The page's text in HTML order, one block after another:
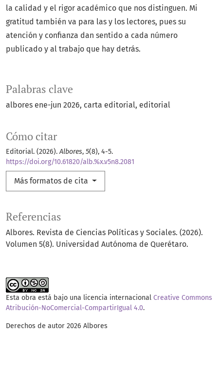
Palabras clave
albores ene-jun 2026 carta editorial editorial
Cómo citar
Editorial. (2026).Albores, 5(8), 4-5.
https://doi.org/10.61820/alb.%x.v5n8.2081
Más formatos de cita
la calidad y el rigor académico que nos distinguen. Mi
gratitud también va para las y los lectores, pues su
atención y confianza dan sentido a cada número
publicado y al trabajo que hay detrás.
Referencias
Albores. Revista de Ciencias Políticas y Sociales. (2026).
Volumen 5(8). Universidad Autónoma de Querétaro.
Esta obra está bajo una licencia internacional Creative Commons
Atribución-NoComercial-CompartirIgual 4.0.
Derechos de autor 2026 Albores